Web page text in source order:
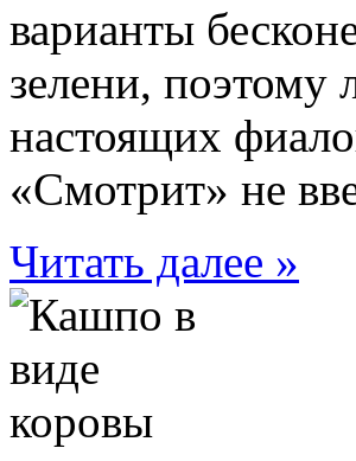
варианты
зелени, поэтому
настоящих
«Смотрит» не
Читать далее »